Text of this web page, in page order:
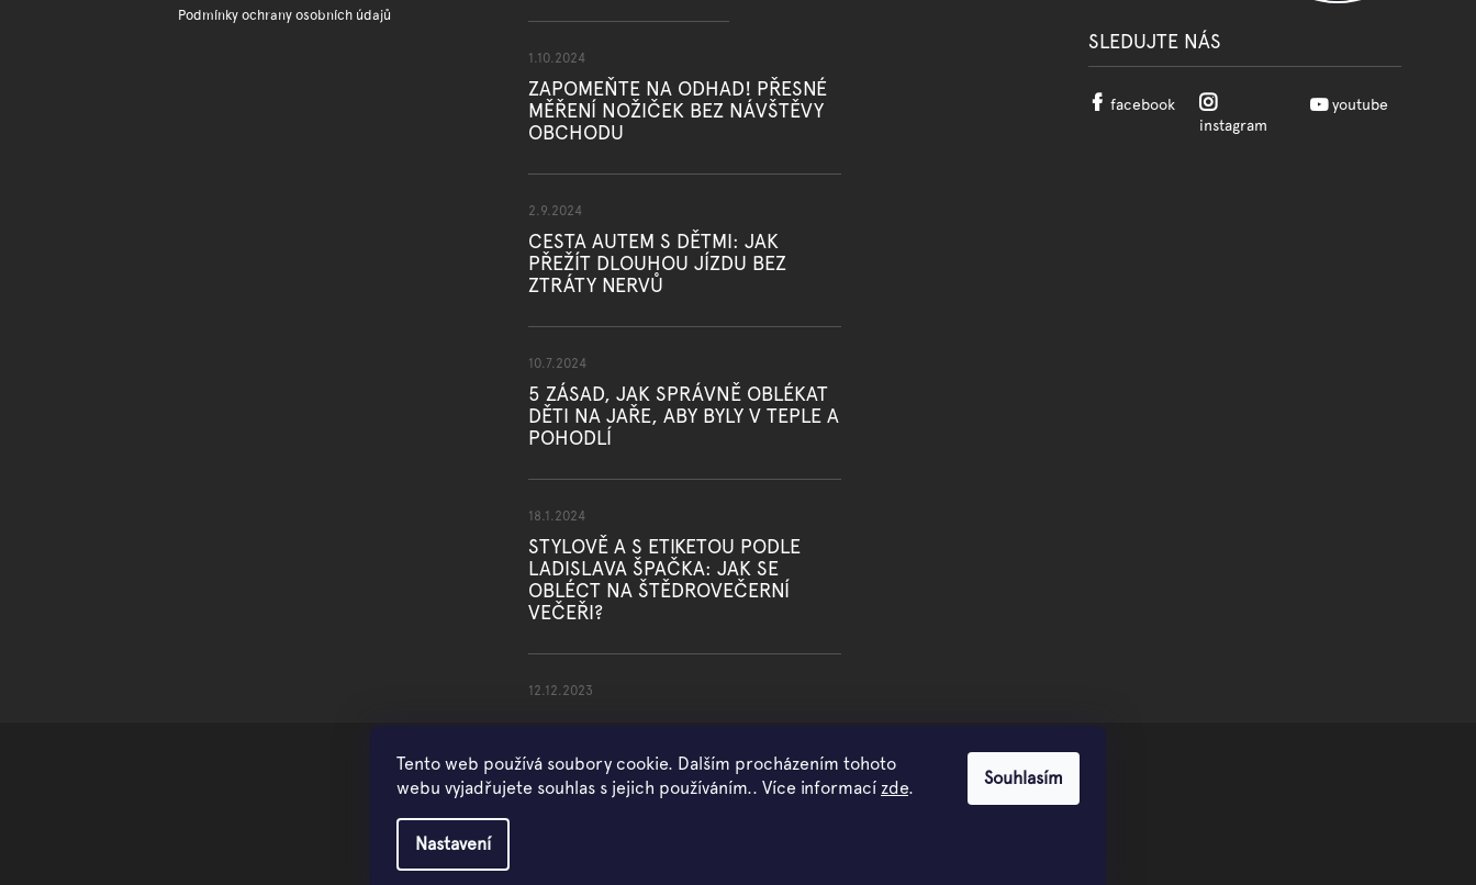
Tento web používá soubory cookie. Dalším procházením tohoto
webu vyjadřujete souhlas s jejich používáním.. Více informací zde.
Nastavení
Souhlasím
Podmínky ochrany osobních údajů
1.10.2024
ZAPOMEŇTE NA ODHAD! PŘESNÉ
MĚŘENÍ NOŽIČEK BEZ NÁVŠTĚVY
OBCHODU
2.9.2024
CESTA AUTEM S DĚTMI: JAK
PŘEŽÍT DLOUHOU JÍZDU BEZ
ZTRÁTY NERVŮ
10.7.2024
5 ZÁSAD, JAK SPRÁVNĚ OBLÉKAT
DĚTI NA JAŘE, ABY BYLY V TEPLE A
POHODLÍ
18.1.2024
STYLOVĚ A S ETIKETOU PODLE
LADISLAVA ŠPAČKA: JAK SE
OBLÉCT NA ŠTĚDROVEČERNÍ
VEČEŘI?
12.12.2023
SLEDUJTE NÁS
facebook
instagram
youtube
Copyright 2026WOWMINI. Všechna práva vyhrazena.